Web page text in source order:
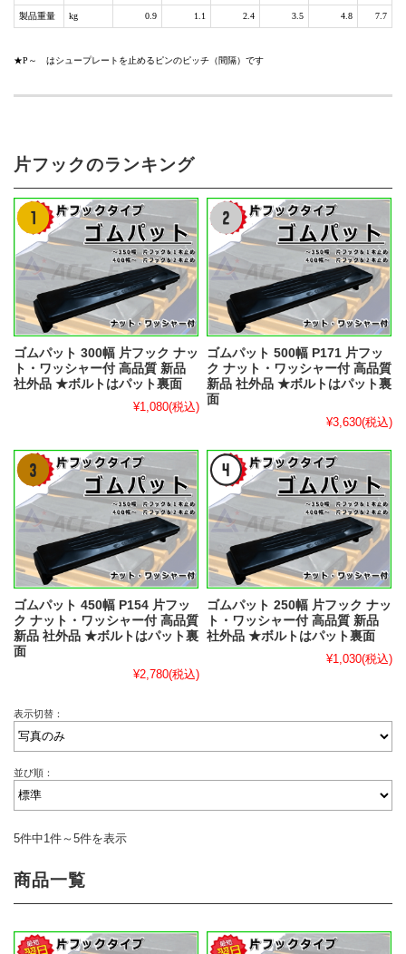
製品重量 kg 0.9 1.1 2.4 3.5 4.8 7.7
★P～ はシュープレートを止めるピンのピッチ（間隔）です
片フックのランキング
ゴムパット 300幅 片フック ナッ
ト・ワッシャー付 高品質 新品
社外品 ★ボルトはパット裏面
¥1,080(税込)
ゴムパット 500幅 P171 片フッ
ク ナット・ワッシャー付 高品質
新品 社外品 ★ボルトはパット裏
面
¥3,630(税込)
ゴムパット 450幅 P154 片フッ
ク ナット・ワッシャー付 高品質
新品 社外品 ★ボルトはパット裏
面
¥2,780(税込)
ゴムパット 250幅 片フック ナッ
ト・ワッシャー付 高品質 新品
社外品 ★ボルトはパット裏面
¥1,030(税込)
表示切替：
並び順：
5件中1件～5件を表示
商品一覧